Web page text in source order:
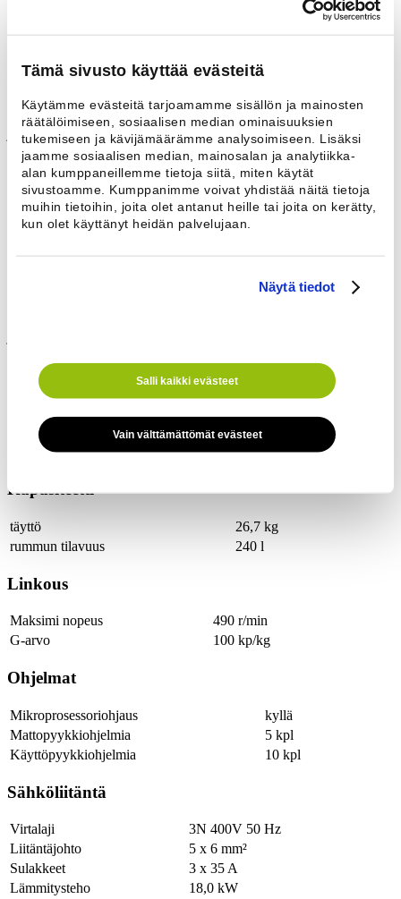
Tämä sivusto käyttää evästeitä
Käytämme evästeitä tarjoamamme sisällön ja mainosten
räätälöimiseen, sosiaalisen median ominaisuuksien
tukemiseen ja kävijämäärämme analysoimiseen. Lisäksi
jaamme sosiaalisen median, mainosalan ja analytiikka-
alan kumppaneillemme tietoja siitä, miten käytät
sivustoamme. Kumppanimme voivat yhdistää näitä tietoja
muihin tietoihin, joita olet antanut heille tai joita on kerätty,
kun olet käyttänyt heidän palvelujaan.
Näytä tiedot
Salli kaikki evästeet
Vain välttämättömät evästeet
Luukun kahva on muotoiltu käteen sopivaksi ja sitä on kevyt
käyttää. Luukun suuri täyttöaukko ja 180° avautumiskulma tekevät
annostusta helpottaa kannen etureunaan sijoitetut pulverilokerot.
kieltä. Ohjelmavalinta on yksinkertaista: yhdellä napilla valitaan
ohjelma ja toisella käynnistetään. Ohjelman kulku näkyy symbolein
ja suomeksi.
Design
Selkeä käyttöpaneeli ja yksinkertainen käyttövalikko ovat
esimerkkejä käyttäjäystävällisestä muotoilusta. Ohjelmapaneeli on
kallistettu käyttäjää kohti ja selkeäsi merkittyjä näppäimiä on helppo
Tekniset tiedot
Kapasiteetti
täyttö
26,7 kg
rummun tilavuus
240 l
Linkous
Maksimi nopeus
490 r/min
G-arvo
100 kp/kg
Ohjelmat
Mikroprosessoriohjaus
kyllä
Mattopyykkiohjelmia
5 kpl
Käyttöpyykkiohjelmia
10 kpl
Sähköliitäntä
Virtalaji
3N 400V 50 Hz
Liitäntäjohto
5 x 6 mm²
Sulakkeet
3 x 35 A
Lämmitysteho
18,0 kW